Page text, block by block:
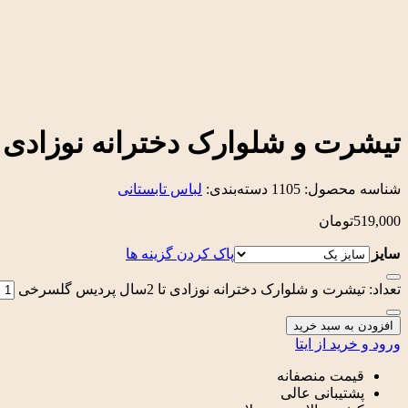
تیشرت و شلوارک دخترانه نوزادی تا 2سال پردیس
شناسه محصول: 1105 دسته‌بندی: لباس تابستانی
519,000تومان
سایز پاک کردن گزینه ها
تعداد: تیشرت و شلوارک دخترانه نوزادی تا 2سال پردیس گلسرخی
افزودن به سبد خرید
ورود و خرید از ایتا
قیمت منصفانه
پشتیبانی عالی